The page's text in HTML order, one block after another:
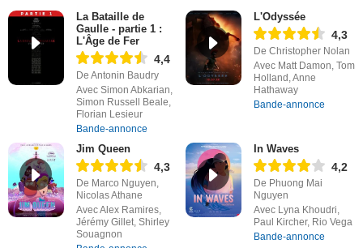
La Bataille de
Gaulle - partie 1 :
L'Âge de Fer
4,4
De Antonin Baudry
Avec Simon Abkarian,
Simon Russell Beale,
Florian Lesieur
Bande-annonce
L'Odyssée
4,3
De Christopher Nolan
Avec Matt Damon, Tom
Holland, Anne
Hathaway
Bande-annonce
Jim Queen
4,3
De Marco Nguyen,
Nicolas Athane
Avec Alex Ramires,
Jérémy Gillet, Shirley
Souagnon
In Waves
4,2
De Phuong Mai
Nguyen
Avec Lyna Khoudri,
Paul Kircher, Rio Vega
Bande-annonce